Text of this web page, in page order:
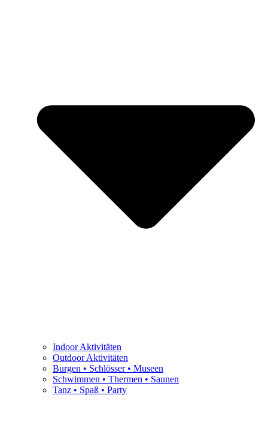
Indoor Aktivitäten
Outdoor Aktivitäten
Burgen • Schlösser • Museen
Schwimmen • Thermen • Saunen
Tanz • Spaß • Party